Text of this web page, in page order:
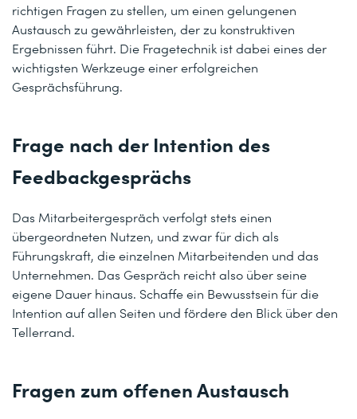
richtigen Fragen zu stellen, um einen gelungenen
Austausch zu gewährleisten, der zu konstruktiven
Ergebnissen führt. Die Fragetechnik ist dabei eines der
wichtigsten Werkzeuge einer erfolgreichen
Gesprächsführung.
Frage nach der Intention des
Feedbackgesprächs
Das Mitarbeitergespräch verfolgt stets einen
übergeordneten Nutzen, und zwar für dich als
Führungskraft, die einzelnen Mitarbeitenden und das
Unternehmen. Das Gespräch reicht also über seine
eigene Dauer hinaus. Schaffe ein Bewusstsein für die
Intention auf allen Seiten und fördere den Blick über den
Tellerrand.
Fragen zum offenen Austausch